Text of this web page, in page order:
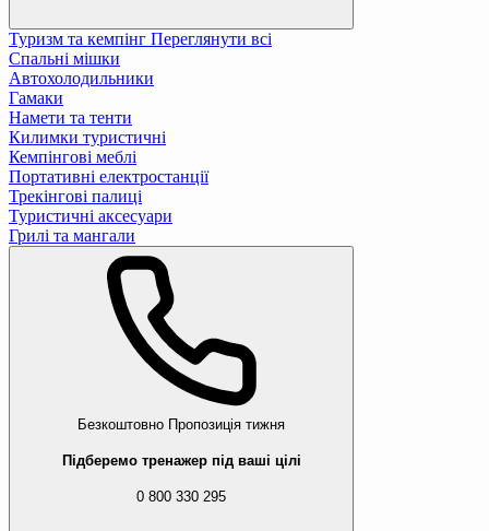
Туризм та кемпінг Переглянути всі
Спальні мішки
Автохолодильники
Гамаки
Намети та тенти
Килимки туристичні
Кемпінгові меблі
Портативні електростанції
Трекінгові палиці
Туристичні аксесуари
Грилі та мангали
Безкоштовно Пропозиція тижня
Підберемо тренажер під ваші цілі
0 800 330 295